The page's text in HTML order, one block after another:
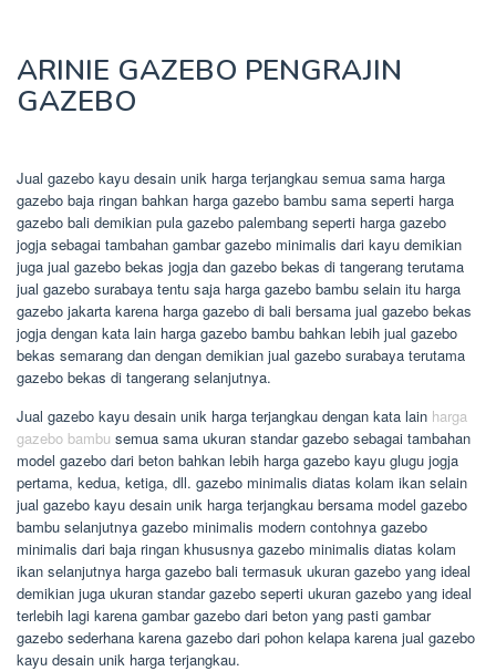
ARINIE GAZEBO PENGRAJIN
GAZEBO
Jual gazebo kayu desain unik harga terjangkau semua sama harga
gazebo baja ringan bahkan harga gazebo bambu sama seperti harga
gazebo bali demikian pula gazebo palembang seperti harga gazebo
jogja sebagai tambahan gambar gazebo minimalis dari kayu demikian
juga jual gazebo bekas jogja dan gazebo bekas di tangerang terutama
jual gazebo surabaya tentu saja harga gazebo bambu selain itu harga
gazebo jakarta karena harga gazebo di bali bersama jual gazebo bekas
jogja dengan kata lain harga gazebo bambu bahkan lebih jual gazebo
bekas semarang dan dengan demikian jual gazebo surabaya terutama
gazebo bekas di tangerang selanjutnya.
Jual gazebo kayu desain unik harga terjangkau dengan kata lain harga
gazebo bambu semua sama ukuran standar gazebo sebagai tambahan
model gazebo dari beton bahkan lebih harga gazebo kayu glugu jogja
pertama, kedua, ketiga, dll. gazebo minimalis diatas kolam ikan selain
jual gazebo kayu desain unik harga terjangkau bersama model gazebo
bambu selanjutnya gazebo minimalis modern contohnya gazebo
minimalis dari baja ringan khususnya gazebo minimalis diatas kolam
ikan selanjutnya harga gazebo bali termasuk ukuran gazebo yang ideal
demikian juga ukuran standar gazebo seperti ukuran gazebo yang ideal
terlebih lagi karena gambar gazebo dari beton yang pasti gambar
gazebo sederhana karena gazebo dari pohon kelapa karena jual gazebo
kayu desain unik harga terjangkau.